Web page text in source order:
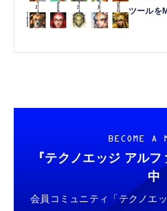
ツールを
BECOME A
『テクノエッジ アルフ
中
会員コミュニティ「テクノエ